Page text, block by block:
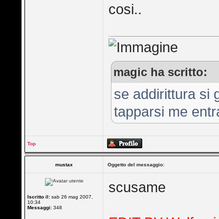
cosi..
magic ha scritto:
se addirittura si
tapparsi me
Top
mustax Oggetto del messaggio:
Iscritto il: sab 26 mag 2007,
10:34
Messaggi: 348
scusame